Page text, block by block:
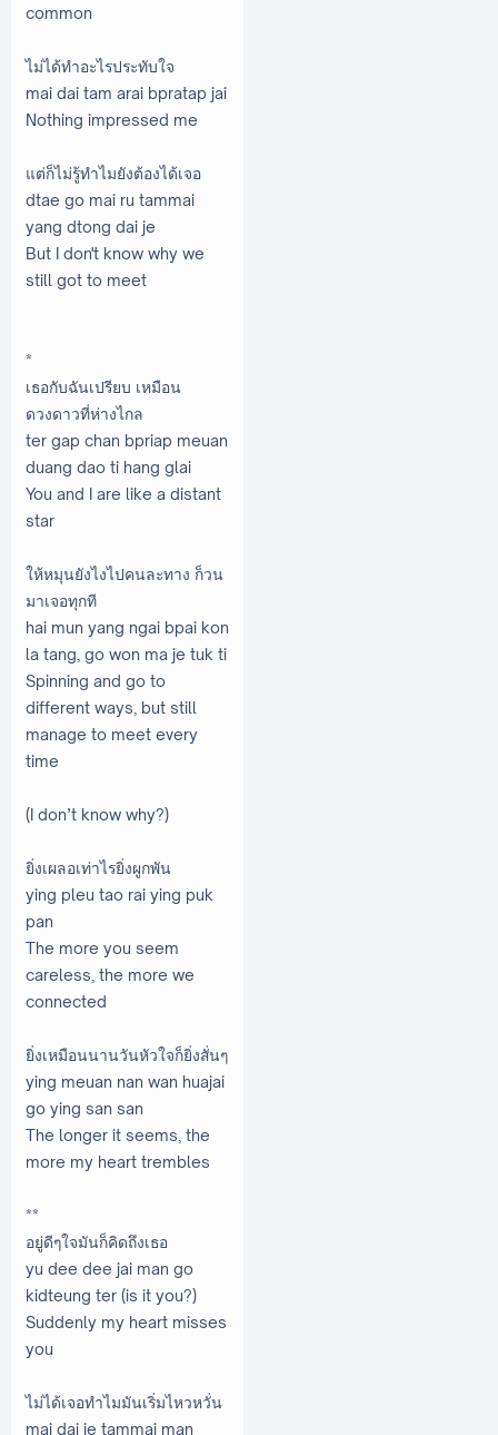
common
ไม่ได้ทำอะไรประทับใจ
mai dai tam arai bpratap jai
Nothing impressed me
แต่ก็ไม่รู้ทำไมยังต้องได้เจอ
dtae go mai ru tammai
yang dtong dai je
But I don't know why we
still got to meet
*
เธอกับฉันเปรียบ เหมือน
ดวงดาวที่ห่างไกล
ter gap chan bpriap meuan
duang dao ti hang glai
You and I are like a distant
star
ให้หมุนยังไงไปคนละทาง ก็วน
มาเจอทุกที
hai mun yang ngai bpai kon
la tang, go won ma je tuk ti
Spinning and go to
different ways, but still
manage to meet every
time
(I don’t know why?)
ยิ่งเผลอเท่าไรยิ่งผูกพัน
ying pleu tao rai ying puk
pan
The more you seem
careless, the more we
connected
ยิ่งเหมือนนานวันหัวใจก็ยิ่งสั่นๆ
ying meuan nan wan huajai
go ying san san
The longer it seems, the
more my heart trembles
**
อยู่ดีๆใจมันก็คิดถึงเธอ
yu dee dee jai man go
kidteung ter (is it you?)
Suddenly my heart misses
you
ไม่ได้เจอทำไมมันเริ่มไหวหวั่น
mai dai je tammai man